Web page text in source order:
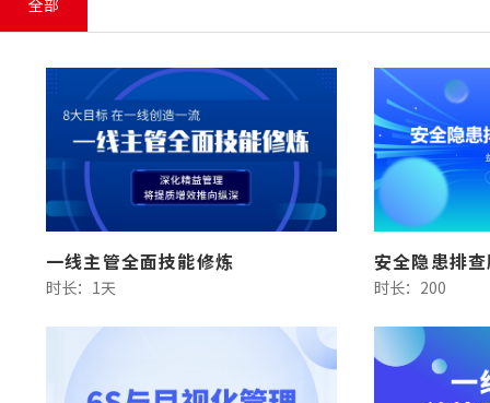
一线主管全面技能修炼
时长：1天 时长：200